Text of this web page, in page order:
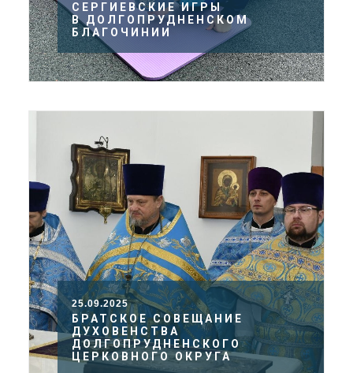
СЕРГИЕВСКИЕ ИГРЫ
В ДОЛГОПРУДНЕНСКОМ
БЛАГОЧИНИИ
25.09.2025
БРАТСКОЕ СОВЕЩАНИЕ
ДУХОВЕНСТВА
ДОЛГОПРУДНЕНСКОГО
ЦЕРКОВНОГО ОКРУГА